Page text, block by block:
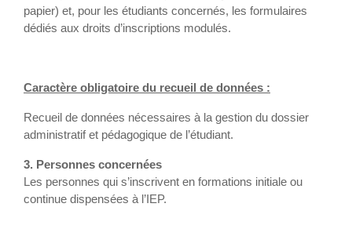
papier) et, pour les étudiants concernés, les formulaires
dédiés aux droits d’inscriptions modulés.
Caractère obligatoire du recueil de données :
Recueil de données nécessaires à la gestion du dossier
administratif et pédagogique de l’étudiant.
3. Personnes concernées
Les personnes qui s’inscrivent en formations initiale ou
continue dispensées à l’IEP.